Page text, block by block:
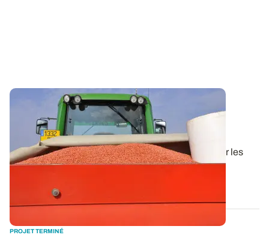
PROJET TERMINÉ
Le traitement des semences par
luminothérapie à l’étude
L’ultra-haute intensité lumineuse pourrait remplacer les
traitements de semences contre...
PROJET TERMINÉ